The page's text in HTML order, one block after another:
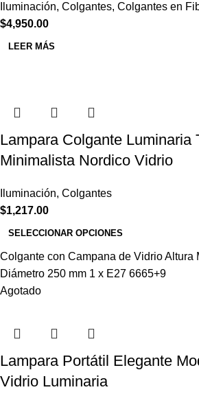
Iluminación, Colgantes, Colgantes en
$4,950.00
LEER MÁS
Lampara Colgante Luminaria
Minimalista Nordico Vidrio
Iluminación, Colgantes
$1,217.00
SELECCIONAR OPCIONES
Colgante con Campana de Vidrio Altura
Diámetro 250 mm 1 x E27 6665+9
Agotado
Lampara Portátil Elegante
Vidrio Luminaria